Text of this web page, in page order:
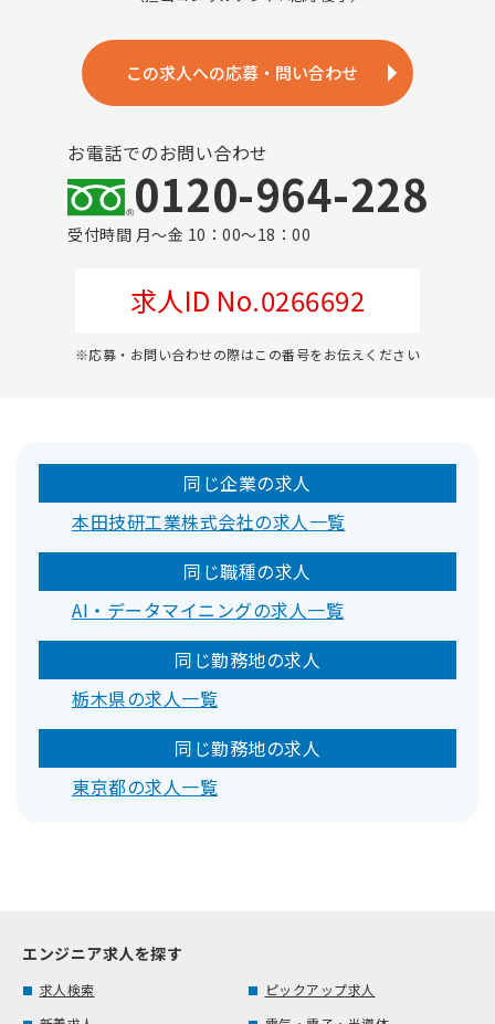
この求人への応募・問い合わせ
お電話でのお問い合わせ
0120-964-228
受付時間 月～金 10：00～18：00
求人ID No.0266692
※応募・お問い合わせの際はこの番号をお伝えください
同じ企業の求人
本田技研工業株式会社の求人一覧
同じ職種の求人
AI・データマイニングの求人一覧
同じ勤務地の求人
栃木県の求人一覧
同じ勤務地の求人
東京都の求人一覧
エンジニア求人を探す
求人検索
ピックアップ求人